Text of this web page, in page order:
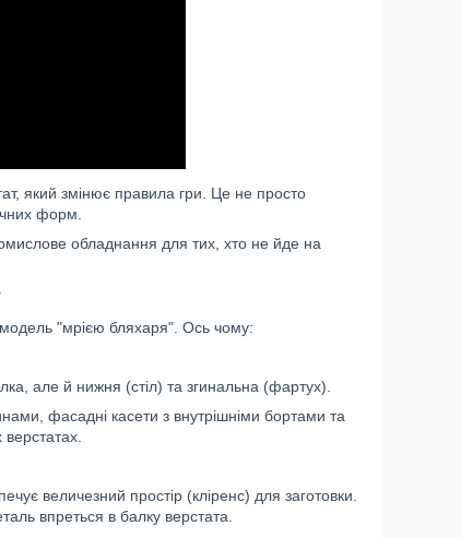
який змінює правила гри. Це не просто
форм.
обладнання для тих, хто не йде на
"мрією бляхаря". Ось чому:
але й нижня (стіл) та згинальна (фартух).
фасадні касети з внутрішніми бортами та
величезний простір (кліренс) для заготовки.
впреться в балку верстата.